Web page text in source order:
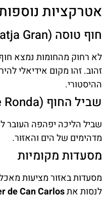
אטרקציות
חוף טוסה (Platja Gran)
לא רחוק מהחומות נמצא
זהוב. זהו מקום אידיאלי
ההיסטורי.
שביל החוף (Camí de Ronda)
שביל הליכה יפהפה העובר
מדהימים של הים והאזור.
מסעדות מקומיות
מסעדות באזור מציעות
לנסות אתde Can Carlos